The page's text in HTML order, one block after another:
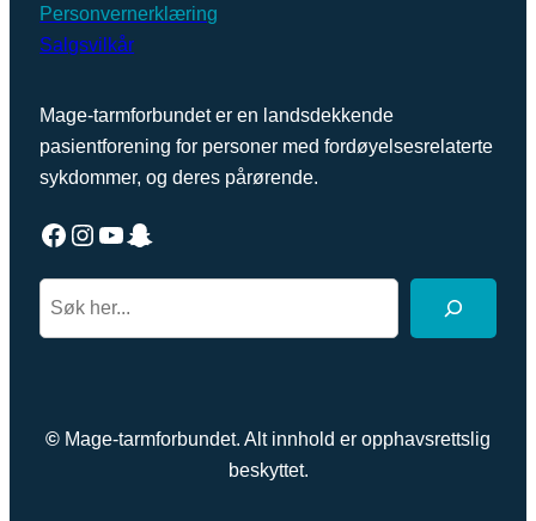
Personvernerklæring
Salgsvilkår
Mage-tarmforbundet er en landsdekkende
pasientforening for personer med fordøyelsesrelaterte
sykdommer, og deres pårørende.
Facebook Instagram YouTube Snapchat
h
© Mage-tarmforbundet. Alt innhold er opphavsrettslig
beskyttet.